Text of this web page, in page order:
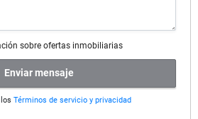
sobre ofertas inmobiliarias
Enviar mensaje
Términos de servicio y privacidad